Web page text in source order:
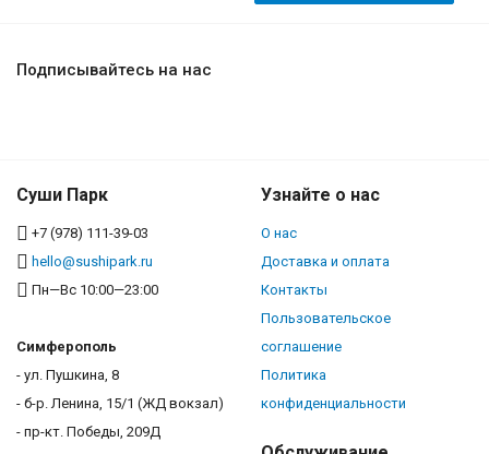
Подписывайтесь на нас
Суши Парк
+7 (978) 111-39-03
hello@sushipark.ru
Пн—Вс 10:00—23:00
Симферополь
- ул. Пушкина, 8
- б-р. Ленина, 15/1 (ЖД вокзал)
- пр-кт. Победы, 209Д
Узнайте о нас
О нас
Доставка и оплата
Контакты
Пользовательское
соглашение
Политика
конфиденциальности